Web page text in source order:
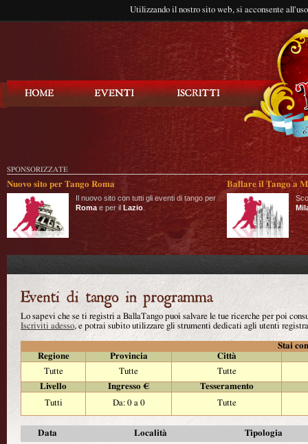
Utilizzando il nostro sito web, si acconsente
SPONSORIZZATE
Nuovo sito per Tango Roma
Il nuovo sito con tutti gli eventi di tango per
Roma e per il Lazio
Ballare il Tango a
Lo sapevi che se ti registri a BallaTango puoi salvare le tue ricerche per poi
Iscriviti adesso, e potrai subito utilizzare gli strumenti dedicati agli utenti
Stai
Regione
Provincia
Città
Tutte
Tutte
Tutte
Livello
Ingresso €
Tesseramento
Tutti
Da: 0 a 0 Tutte
Data Località Tipologia